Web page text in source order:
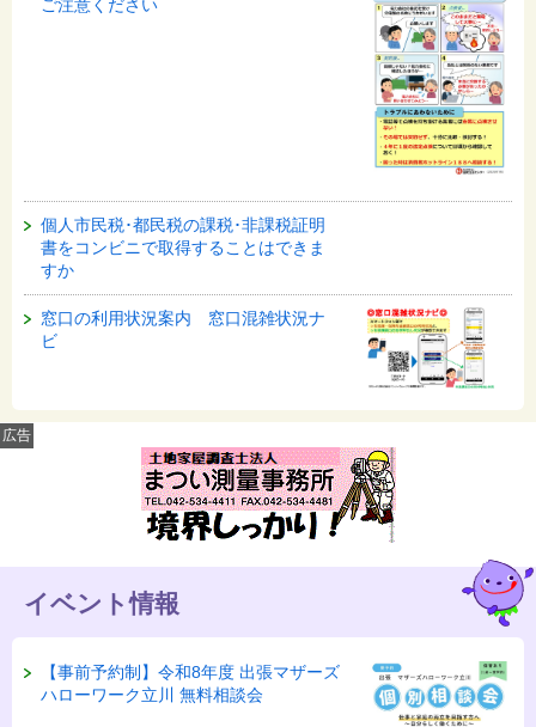
ご注意ください
個人市民税･都民税の課税･非課税証明
書をコンビニで取得することはできま
すか
窓口の利用状況案内 窓口混雑状況ナ
ビ
広告
イベント情報
【事前予約制】令和8年度 出張マザーズ
ハローワーク立川 無料相談会